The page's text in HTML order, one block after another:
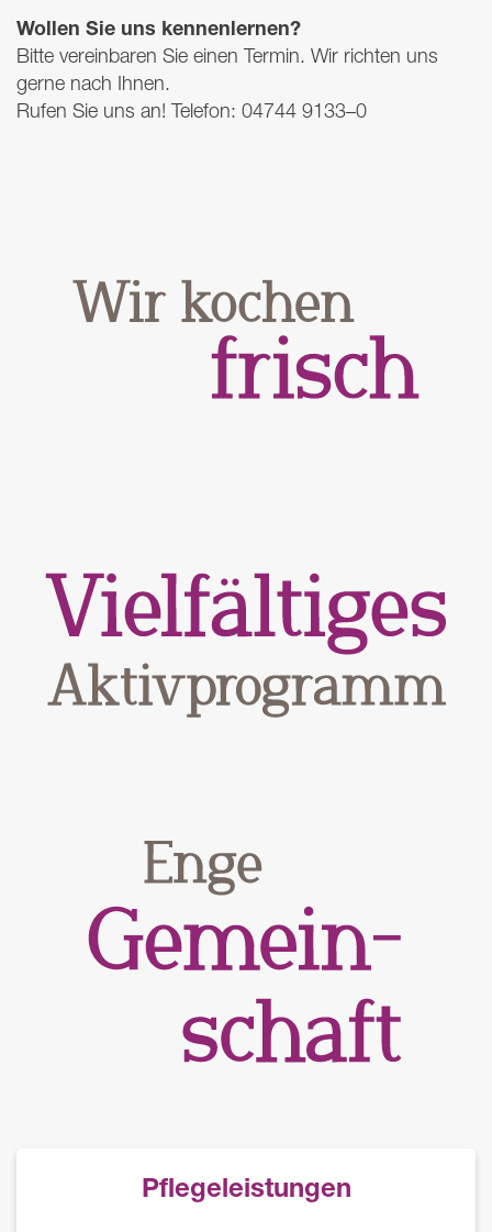
Wollen Sie uns kennenlernen?
Bitte vereinbaren Sie einen Termin. Wir richten uns
gerne nach Ihnen.
Rufen Sie uns an! Telefon: 04744 9133–0
Pflegeleistungen